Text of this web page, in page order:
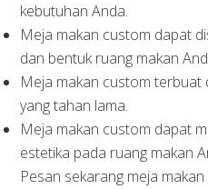
kebutuhan Anda.
Meja makan custom dapat
dan bentuk ruang makan
Meja makan custom terbuat
yang tahan lama.
Meja makan custom dapat
estetika pada ruang makan
Pesan sekarang meja